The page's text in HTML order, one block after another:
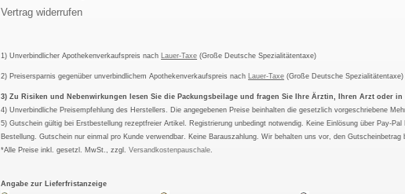
Vertrag widerrufen
1) Unverbindlicher Apothekenverkaufspreis nach Lauer-Taxe (Große Deutsche Spezialitätentaxe)
2) Preisersparnis gegenüber unverbindlichem Apothekenverkaufspreis nach Lauer-Taxe (Große Deutsche Spezialitätentaxe)
3) Zu Risiken und Nebenwirkungen lesen Sie die Packungsbeilage und fragen Sie Ihre Ärztin, Ihren Arzt oder in
4) Unverbindliche Preisempfehlung des Herstellers. Die angegebenen Preise beinhalten die gesetzlich vorgeschriebene
5) Gutschein gültig bei Erstbestellung rezeptfreier Artikel. Registrierung unbedingt notwendig. Keine Einlösung über Pay-
Bestellung. Gutschein nur einmal pro Kunde verwendbar. Keine Barauszahlung. Wir behalten uns vor, den
*Alle Preise inkl. gesetzl. MwSt., zzgl.Versandkostenpauschale
Angabe zur Lieferfristanzeige